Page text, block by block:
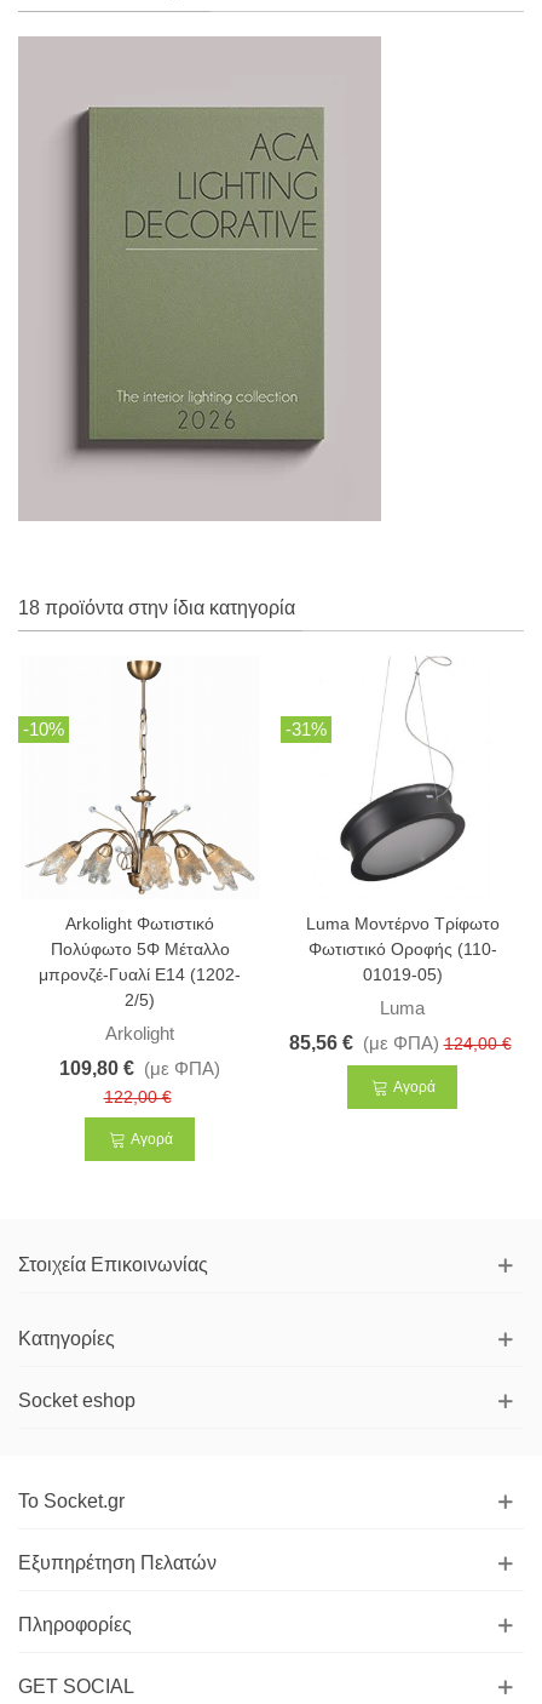
18 προϊόντα στην ίδια κατηγορία
-10%
Arkolight Φωτιστικό
Πολύφωτο 5Φ Μέταλλο
μπρονζέ-Γυαλί Ε14 (1202-
2/5)
Arkolight
109,80 € (με ΦΠΑ)
122,00 €
Αγορά
-31%
Luma Μοντέρνο Τρίφωτο
Φωτιστικό Οροφής (110-
01019-05)
Luma
85,56 € (με ΦΠΑ) 124,00 €
Αγορά
Στοιχεία Επικοινωνίας
Κατηγορίες
Socket eshop
Το Socket.gr
Εξυπηρέτηση Πελατών
Πληροφορίες
GET SOCIAL